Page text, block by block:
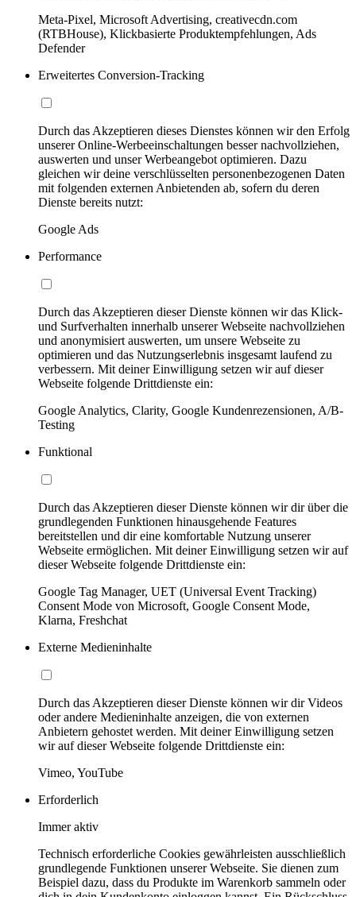
Meta-Pixel, Microsoft Advertising, creativecdn.com
(RTBHouse), Klickbasierte Produktempfehlungen, Ads
Defender
Erweitertes Conversion-Tracking
Durch das Akzeptieren dieses Dienstes können wir den Erfolg
unserer Online-Werbeeinschaltungen besser nachvollziehen,
auswerten und unser Werbeangebot optimieren. Dazu
gleichen wir deine verschlüsselten personenbezogenen Daten
mit folgenden externen Anbietenden ab, sofern du deren
Dienste bereits nutzt:
Google Ads
Performance
Durch das Akzeptieren dieser Dienste können wir das Klick-
und Surfverhalten innerhalb unserer Webseite nachvollziehen
und anonymisiert auswerten, um unsere Webseite zu
optimieren und das Nutzungserlebnis insgesamt laufend zu
verbessern. Mit deiner Einwilligung setzen wir auf dieser
Webseite folgende Drittdienste ein:
Google Analytics, Clarity, Google Kundenrezensionen, A/B-
Testing
Funktional
Durch das Akzeptieren dieser Dienste können wir dir über die
grundlegenden Funktionen hinausgehende Features
bereitstellen und dir eine komfortable Nutzung unserer
Webseite ermöglichen. Mit deiner Einwilligung setzen wir auf
dieser Webseite folgende Drittdienste ein:
Google Tag Manager, UET (Universal Event Tracking)
Consent Mode von Microsoft, Google Consent Mode,
Klarna, Freshchat
Externe Medieninhalte
Durch das Akzeptieren dieser Dienste können wir dir Videos
oder andere Medieninhalte anzeigen, die von externen
Anbietern gehostet werden. Mit deiner Einwilligung setzen
wir auf dieser Webseite folgende Drittdienste ein:
Vimeo, YouTube
Erforderlich
Immer aktiv
Technisch erforderliche Cookies gewährleisten ausschließlich
grundlegende Funktionen unserer Webseite. Sie dienen zum
Beispiel dazu, dass du Produkte im Warenkorb sammeln oder